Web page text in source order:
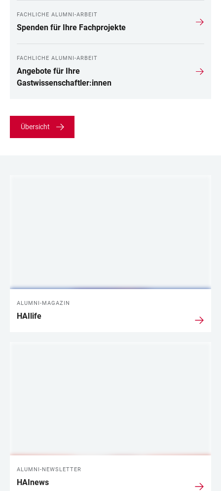
FACHLICHE ALUMNI-ARBEIT
Spenden für Ihre Fachprojekte
FACHLICHE ALUMNI-ARBEIT
Angebote für Ihre
Gastwissenschaftler:innen
Übersicht
ALUMNI-MAGAZIN
HAIlife
ALUMNI-NEWSLETTER
HAInews